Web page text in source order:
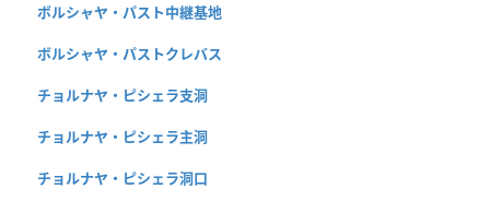
ボルシャヤ・パスト中継基地
ボルシャヤ・パストクレバス
チョルナヤ・ピシェラ支洞
チョルナヤ・ピシェラ主洞
チョルナヤ・ピシェラ洞口